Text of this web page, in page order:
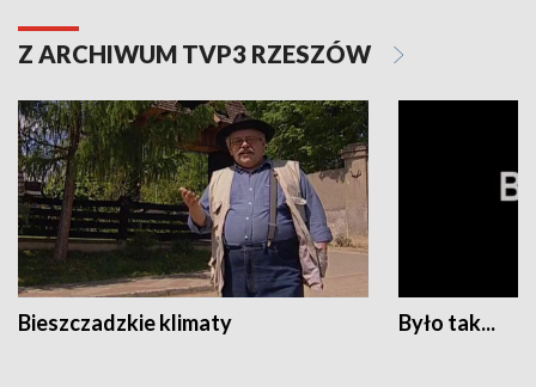
Z ARCHIWUM TVP3 RZESZÓW
Bieszczadzkie klimaty Było tak...